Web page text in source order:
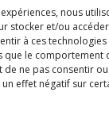
nous
stocker et/ou
à ces
le comportement
de ne pas consentir
effet négatif sur
75
DE